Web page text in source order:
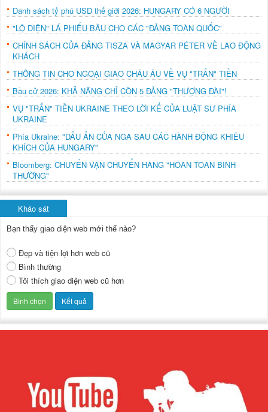
Danh sách tỷ phú USD thế giới 2026: HUNGARY CÓ 6 NGƯỜI
"LỘ DIỆN" LÁ PHIẾU BẦU CHO CÁC "ĐẢNG TOÀN QUỐC"
CHÍNH SÁCH CỦA ĐẢNG TISZA VÀ MAGYAR PÉTER VỀ LAO ĐỘNG
KHÁCH
THÔNG TIN CHO NGOẠI GIAO CHÂU ÂU VỀ VỤ "TRẤN" TIỀN
Bầu cử 2026: KHẢ NĂNG CHỈ CÒN 5 ĐẢNG "THƯỢNG ĐÀI"!
VỤ "TRẤN" TIỀN UKRAINE THEO LỜI KỂ CỦA LUẬT SƯ PHÍA
UKRAINE
Phía Ukraine: "DẤU ẤN CỦA NGA SAU CÁC HÀNH ĐỘNG KHIÊU
KHÍCH CỦA HUNGARY"
Bloomberg: CHUYẾN VẬN CHUYỂN HÀNG "HOÀN TOÀN BÌNH
THƯỜNG"
Khảo sát
Bạn thấy giao diện web mới thế nào?
Đẹp và tiện lợi hơn web cũ
Bình thường
Tôi thích giao diện web cũ hơn